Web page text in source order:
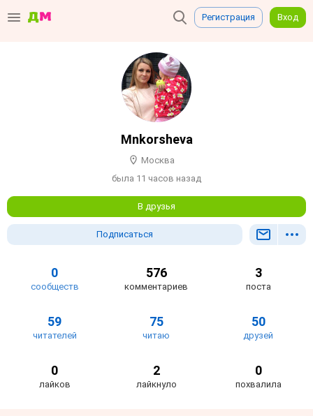
Регистрация Вход
Mnkorsheva
Москва
была 11 часов назад
В друзья
Подписаться
0
сообществ
576
комментариев
3
поста
59
читателей
75
читаю
50
друзей
0
лайков
2
лайкнуло
0
похвалила